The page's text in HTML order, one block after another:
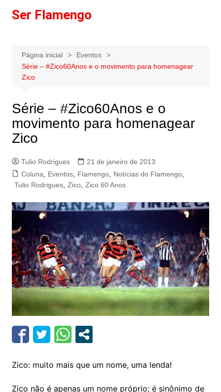
paraSer Flamengo
Página inicial
Eventos
Série – #Zico60Anos e o movimento para homenagear
Zico
Série – #Zico60Anos e o
movimento para homenagear
Zico
Tulio Rodrigues
21 de janeiro de 2013
Coluna
Eventos, Flamengo, Notícias do Flamengo,
Tulio Rodrigues, Zico, Zico 60 Anos
Zico: muito mais que um nome, uma lenda!
Zico não é apenas um nome próprio; é sinônimo de